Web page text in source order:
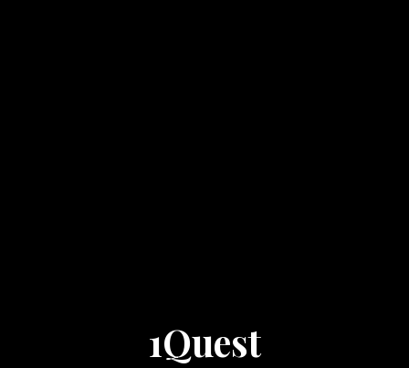
1Quest